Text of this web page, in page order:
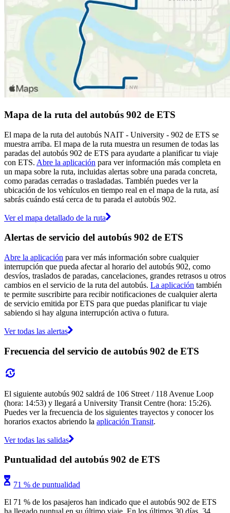
Mapa de la ruta del autobús 902 de ETS
El mapa de la ruta del autobús NAIT - University - 902 de ETS se
muestra arriba. El mapa de la ruta muestra un resumen de todas las
paradas del autobús 902 de ETS para ayudarte a planificar tu viaje
con ETS. Abre la aplicación para ver información más completa en
un mapa sobre la ruta, incluidas alertas sobre una parada concreta,
como paradas cerradas o trasladadas. También puedes ver la
ubicación de los vehículos en tiempo real en el mapa de la ruta, así
sabrás cuándo está cerca de tu parada el autobús 902.
Ver el mapa detallado de la ruta
Alertas de servicio del autobús 902 de ETS
Abre la aplicación para ver más información sobre cualquier
interrupción que pueda afectar al horario del autobús 902, como
desvíos, traslados de paradas, cancelaciones, grandes retrasos u otros
cambios en el servicio de la ruta del autobús. La aplicación también
te permite suscribirte para recibir notificaciones de cualquier alerta
de servicio emitida por ETS para que puedas planificar tu viaje
sabiendo si hay alguna interrupción activa o futura.
Ver todas las alertas
Frecuencia del servicio de autobús 902 de ETS
El siguiente autobús 902 saldrá de 106 Street / 118 Avenue Loop
(hora: 14:53) y llegará a University Transit Centre (hora: 15:26).
Puedes ver la frecuencia de los siguientes trayectos y conocer los
horarios exactos abriendo la aplicación Transit.
Ver todas las salidas
Puntualidad del autobús 902 de ETS
71 % de puntualidad
El 71 % de los pasajeros han indicado que el autobús 902 de ETS
ha llegado puntual en su último viaje. En los últimos 30 días, 34